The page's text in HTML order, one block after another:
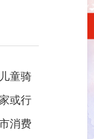
童骑
或行
消费